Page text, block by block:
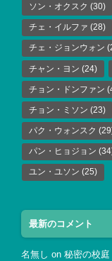
ソン・オクスク (30)
チェ・イルファ (28)
チェ・ジョンウォン
チャン・ヨン (24)
チョン・ドンファン
チョン・ミソン (23)
パク・ウォンスク
パン・ヒョジョン
ユン・ユソン (25)
最新のコメント
名無し on 秘密の校庭